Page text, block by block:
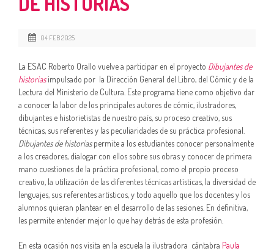
04 FEB 2025
La ESAC Roberto Orallo vuelve a participar en el proyecto Dibujantes de
historias impulsado por la Dirección General del Libro, del Cómic y de la
Lectura del Ministerio de Cultura. Este programa tiene como objetivo dar
a conocer la labor de los principales autores de cómic, ilustradores,
dibujantes e historietistas de nuestro país, su proceso creativo, sus
técnicas, sus referentes y las peculiaridades de su práctica profesional.
Dibujantes de historiaspermite a los estudiantes conocer personalmente
a los creadores, dialogar con ellos sobre sus obras y conocer de primera
mano cuestiones de la práctica profesional, como el propio proceso
creativo, la utilización de las diferentes técnicas artísticas, la diversidad de
lenguajes, sus referentes artísticos, y todo aquello que los docentes y los
alumnos quieran plantear en el desarrollo de las sesiones. En definitiva,
les permite entender mejor lo que hay detrás de esta profesión.
En esta ocasión nos visita en la escuela la ilustradora cántabra Paula